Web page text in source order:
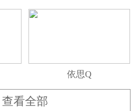
依思Q
查看全部